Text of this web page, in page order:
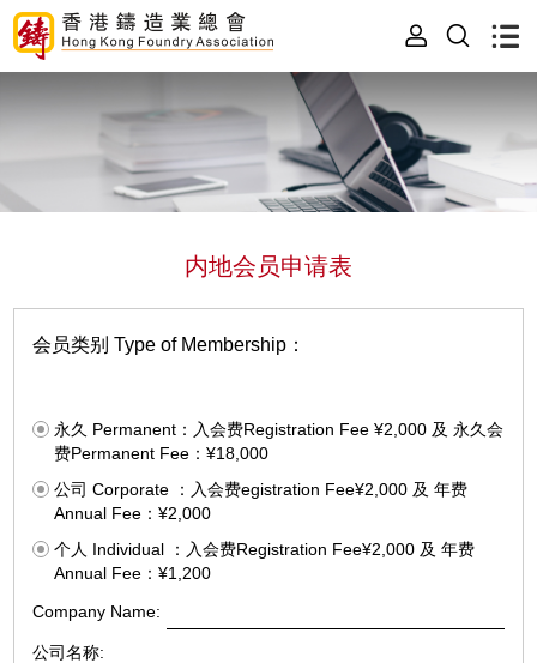
内地会员申请表
会员类别 Type of Membership：
永久 Permanent：入会费Registration Fee ¥2,000 及 永久会
费Permanent Fee：¥18,000
公司 Corporate ：入会费egistration Fee¥2,000 及 年费
Annual Fee：¥2,000
个人 Individual ：入会费Registration Fee¥2,000 及 年费
Annual Fee：¥1,200
Company Name:
公司名称: